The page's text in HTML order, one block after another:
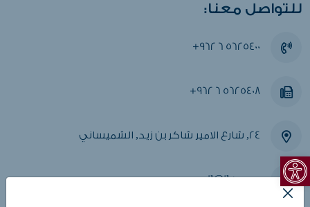
Open toolbar
للتواصل معنا:
+962 6 5625400
+962 6 5625408
24, شارع الامير شاكر بن زيد, الشميساني
mail@jlgc.com